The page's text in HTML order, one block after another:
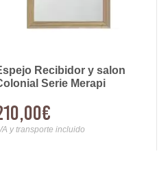
Recibidor y salon
Serie Merapi
y transporte incluido